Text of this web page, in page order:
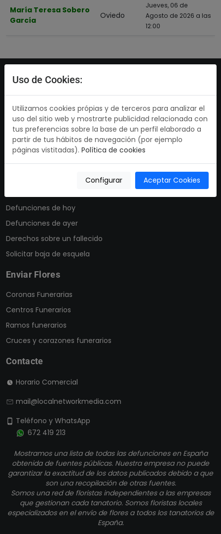
María Teresa Sobero
García
Oviedo
Jueves, 06 de
Agosto de 2026 a las
12:00
Lista de todas las defunciones en España.
Busca esquelas y defunciones recientes en nuestro
obituario.
Defunciones.es
Defunciones de hoy
Defunciones de ayer
Derechos sobre un fallecido
Solicitar baja de esquela
Enviar Flores
Coronas Funerarias
Centros Funerarios
Ramos funerarios
Cruces y corazones funerarios
Contacte
Horario Comercial
mail@localnetworkmedia.com
Teléfono y WhatsApp
672 419 213
Mostramos una lista de todas las defunciones en España
obtenida de fuentes públicas. Nuestra empresa no puede
garantizar la exactitud de los datos publicados debido a que
son una recopilación de otras fuentes.
Somos una red de floristas independientes a las empresas
que gestionan cada tanatorio. Somos floristas locales
especializados en el envío de flores a todos los tanatorios de
España.
Uso de Cookies:
Utilizamos cookies própias y de terceros para analizar el
uso del sitio web y mostrarte publicidad relacionada con
tus preferencias sobre la base de un perfil elaborado a
partir de tus hábitos de navegación (por ejemplo
páginas vistitadas). Política de cookies
Configurar Aceptar Cookies